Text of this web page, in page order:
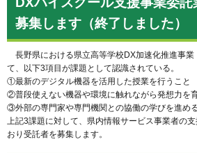
募集します（終了しました）
長野県における県立高等学校DX加速化推進事業
て、以下3項目が課題として認識されている。
①最新のデジタル機器を活用した授業を行うこと
②普段使えない機器や環境に触れながら発想力を
③外部の専門家や専門機関との協働の学びを進め
上記3課題に対して、県内情報サービス事業者の
おり受託者を募集します。